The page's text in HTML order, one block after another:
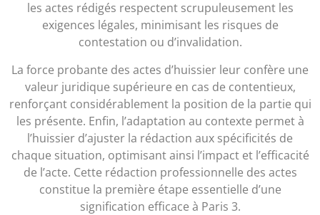
les actes rédigés respectent scrupuleusement les
exigences légales, minimisant les risques de
contestation ou d’invalidation.
La force probante des actes d’huissier leur confère une
valeur juridique supérieure en cas de contentieux,
renforçant considérablement la position de la partie qui
les présente. Enfin, l’adaptation au contexte permet à
l’huissier d’ajuster la rédaction aux spécificités de
chaque situation, optimisant ainsi l’impact et l’efficacité
de l’acte. Cette rédaction professionnelle des actes
constitue la première étape essentielle d’une
signification efficace à Paris 3.